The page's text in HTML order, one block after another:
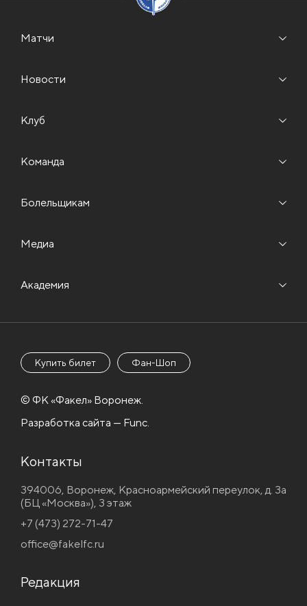
Матчи
Новости
Клуб
Команда
Болельщикам
Медиа
Академия
Купить билет Фан-Шоп
© ФК «Факел» Воронеж.
Разработка сайта — Func.
Контакты
394006, Воронеж, Красноармейский переулок, д. 3а
(БЦ «Москва»), 3 этаж
+7 (473) 272-71-47
office@fakelfc.ru
Редакция